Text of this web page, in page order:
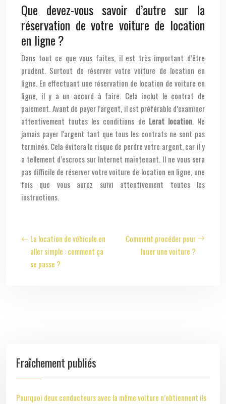
Que devez-vous savoir d’autre sur la
réservation de votre voiture de location
en ligne ?
Dans tout ce que vous faites, il est très important d’être
prudent. Surtout de réserver votre voiture de location en
ligne. En effectuant une réservation de location de voiture en
ligne, il y a un accord à faire. Cela inclut le contrat de
paiement. Avant de payer l’argent, il est préférable d’examiner
attentivement toutes les conditions de Lerat location. Ne
jamais payer l’argent tant que tous les contrats ne sont pas
terminés. Cela évitera le risque de perdre votre argent, car il y
a tellement d’escrocs sur Internet maintenant. Il ne vous sera
pas difficile de réserver votre voiture de location en ligne, une
fois que vous aurez suivi attentivement toutes les
instructions.
La location de véhicule en
aller simple : comment ça
se passe ?
Comment procéder pour
louer une voiture ?
Fraîchement publiés
Pourquoi deux conducteurs avec la même voiture n’obtiennent ils